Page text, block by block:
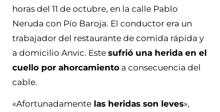
horas del 11 de octubre, en la calle Pablo
Neruda con Pío Baroja. El conductor era un
trabajador del restaurante de comida rápida y
a domicilio Anvic. Este sufrió una herida en el
cuello por ahorcamiento a consecuencia del
cable.
«Afortunadamente las heridas son leves»,